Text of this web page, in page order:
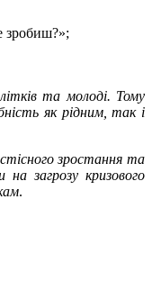
зробиш?»;
та молоді. Тому
як рідним, так і
зростання та
загрозу кризового
.